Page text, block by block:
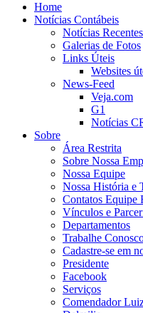
Home
Notícias Contábeis
Notícias Recentes
Galerias de Fotos
Links Úteis
Websites
News-Feed
Veja.com
G1
Notícias
Sobre
Área Restrita
Sobre Nossa
Nossa Equipe
Nossa História e
Contatos Equipe
Vínculos e
Departamentos
Trabalhe
Cadastre-se em
Presidente
Facebook
Serviços
Comendador